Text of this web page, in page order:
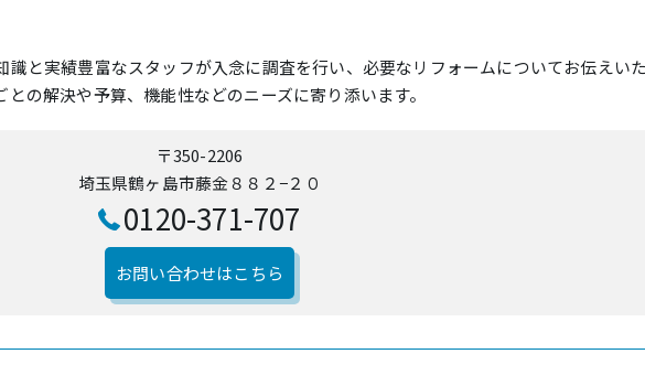
識と実績豊富なスタッフが入念に調査を行い、必要なリフォームについてお伝えい
の解決や予算、機能性などのニーズに寄り添います。
〒350-2206
埼玉県鶴ヶ島市藤金８８２−２０
0120-371-707
お問い合わせはこちら